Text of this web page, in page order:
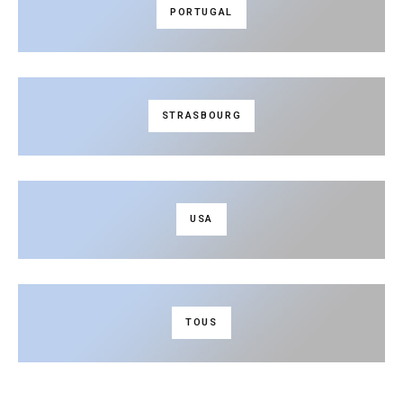
PORTUGAL
STRASBOURG
USA
TOUS